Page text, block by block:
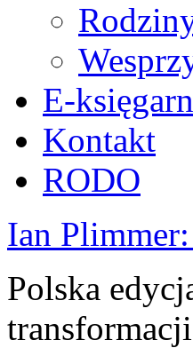
E-
Kontakt
RODO
Ian
Polska